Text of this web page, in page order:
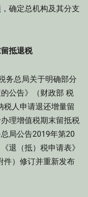
确定总机构及其分支
抵退税
务总局关于明确部分
公告》（财政部 税
税人申请退还增量留
理增值税期末留抵税
局公告2019年第20
退（抵）税申请表》
件）修订并重新发布